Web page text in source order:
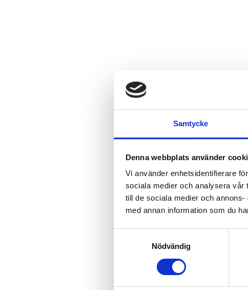
Samtycke
Denna webbplats använder
Vi använder enhetsidentifierare
sociala medier och analysera vår
till de sociala medier och
med annan information som du
Nödvändig